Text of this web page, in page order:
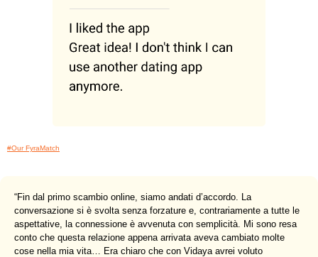
#Our FyraMatch
“Fin dal primo scambio online, siamo andati d’accordo. La
conversazione si è svolta senza forzature e, contrariamente a tutte le
aspettative, la connessione è avvenuta con semplicità. Mi sono resa
conto che questa relazione appena arrivata aveva cambiato molte
cose nella mia vita… Era chiaro che con Vidaya avrei voluto